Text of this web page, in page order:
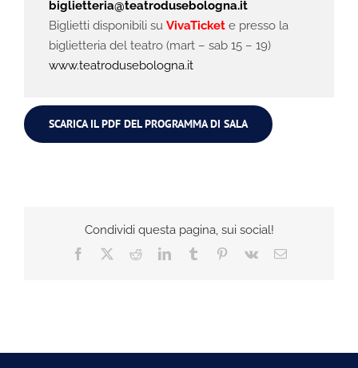
biglietteria@teatrodusebologna.it
Biglietti disponibili su VivaTicket e presso la
biglietteria del teatro (mart – sab 15 – 19)
www.teatrodusebologna.it
SCARICA IL PDF DEL PROGRAMMA DI SALA
Condividi questa pagina, sui social!
Facebook RedditLinkedInTumblr Pinterest
Vk Email